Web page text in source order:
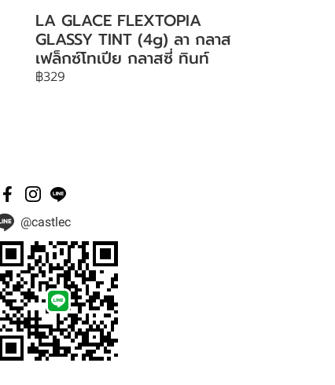
LA GLACE FLEXTOPIA
GLASSY TINT (4g) ลา กลาส
เฟล็กซ์โทเปีย กลาสซี่ ทินท์
฿329
@castlec